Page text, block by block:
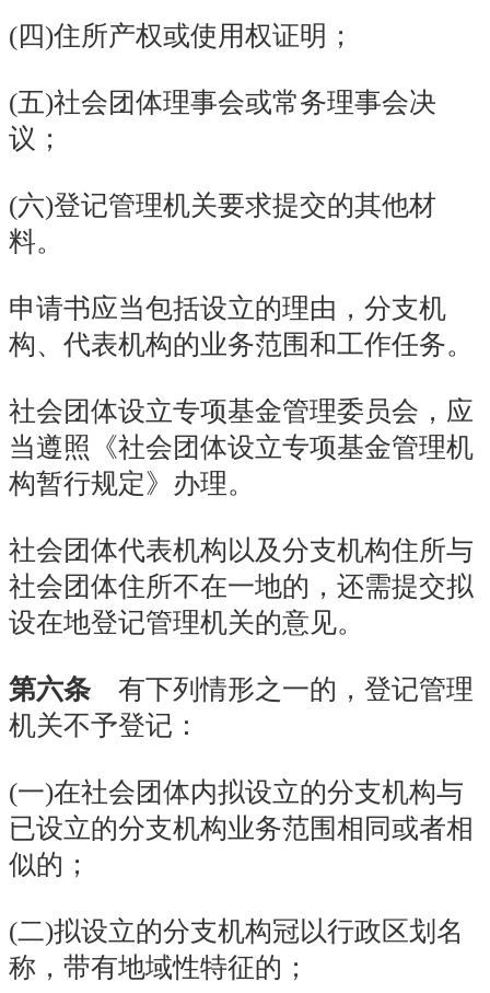
(四)住所产权或使用权证明；
(五)社会团体理事会或常务理事会决
议；
(六)登记管理机关要求提交的其他材
料。
申请书应当包括设立的理由，分支机
构、代表机构的业务范围和工作任务。
社会团体设立专项基金管理委员会，应
当遵照《社会团体设立专项基金管理机
构暂行规定》办理。
社会团体代表机构以及分支机构住所与
社会团体住所不在一地的，还需提交拟
设在地登记管理机关的意见。
第六条 有下列情形之一的，登记管理
机关不予登记：
(一)在社会团体内拟设立的分支机构与
已设立的分支机构业务范围相同或者相
似的；
(二)拟设立的分支机构冠以行政区划名
称，带有地域性特征的；